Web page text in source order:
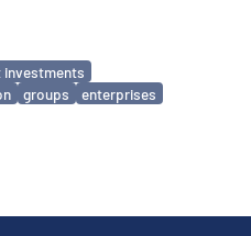
groups enterprises